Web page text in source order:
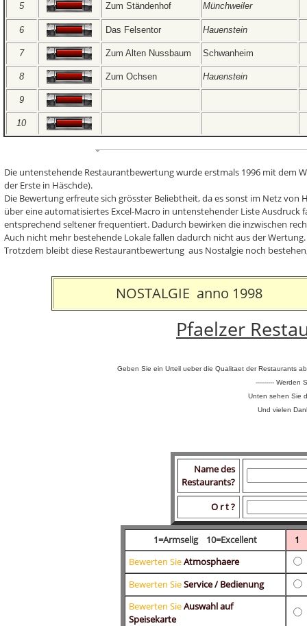
NOSTALGIE anno 1998
Pfaelzer
Geben Sie ein Urteil ueber die Qualitaet der Restaurants
--------- Werden
Unten sehen Sie
Und vielen
Name des
Restaurants?
O r t ?
1=Armselig 10=Excellent
1
Bewerten SieAtmosphaere
Bewerten SieService / Bedienung
Bewerten SieAuswahl auf
Speisekarte
5 Zum Ständenhof Münchweiler
6 Das Felsentor Hauenstein
7 Zum Alten Nussbaum Schwanheim
8 Zum Ochsen Hauenstein
9
10
Die untenstehende Restaurantbewertung wurde erstmals 1996 mit dem
der Erste in Häschde).
Die Bewertung erfreute sich grösster Beliebtheit, da es sonst im Netz
über eine automatisiertes Excel-Macro in untenstehender Liste
entsprechend seltener frequentiert. Dadurch bewirken die inzwischen
Auch nicht mehr bestehende Lokale fallen dadurch nicht aus der Wertung.
Trotzdem bleibt diese Restaurantbewertung aus Nostalgie noch